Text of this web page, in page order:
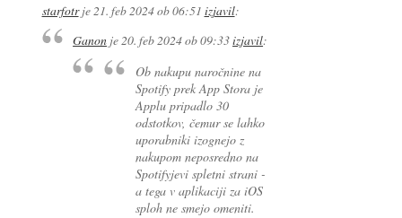
starfotrje21. feb 2024 ob 06:51 izjavil:
Ganon je 20. feb 2024 ob 09:33izjavil:
Ob nakupu naročnine na
Spotify prek App Stora je
Applu pripadlo 30
odstotkov, čemur se lahko
uporabniki izognejo z
nakupom neposredno na
Spotifyjevi spletni strani -
a tega v aplikaciji za iOS
sploh ne smejo omeniti.